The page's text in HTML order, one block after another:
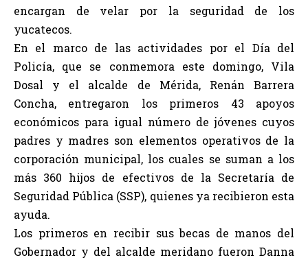
encargan de velar por la seguridad de los
yucatecos.
En el marco de las actividades por el Día del
Policía, que se conmemora este domingo, Vila
Dosal y el alcalde de Mérida, Renán Barrera
Concha, entregaron los primeros 43 apoyos
económicos para igual número de jóvenes cuyos
padres y madres son elementos operativos de la
corporación municipal, los cuales se suman a los
más 360 hijos de efectivos de la Secretaría de
Seguridad Pública (SSP), quienes ya recibieron esta
ayuda.
Los primeros en recibir sus becas de manos del
Gobernador y del alcalde meridano fueron Danna